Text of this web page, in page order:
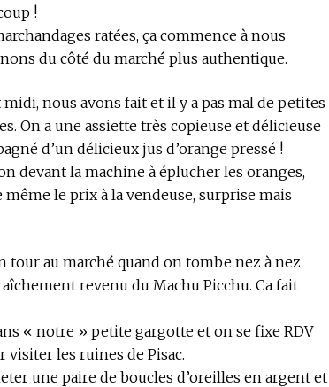
!
ratées, ça commence à nous
du côté du marché plus authentique.
nous avons fait et il y a pas mal de petites
On a une assiette très copieuse et délicieuse
d’un délicieux jus d’orange pressé !
devant la machine à éplucher les oranges,
le prix à la vendeuse, surprise mais
tour au marché quand on tombe nez à nez
revenu du Machu Picchu. Ca fait
« notre » petite gargotte et on se fixe RDV
les ruines de Pisac.
une paire de boucles d’oreilles en argent et